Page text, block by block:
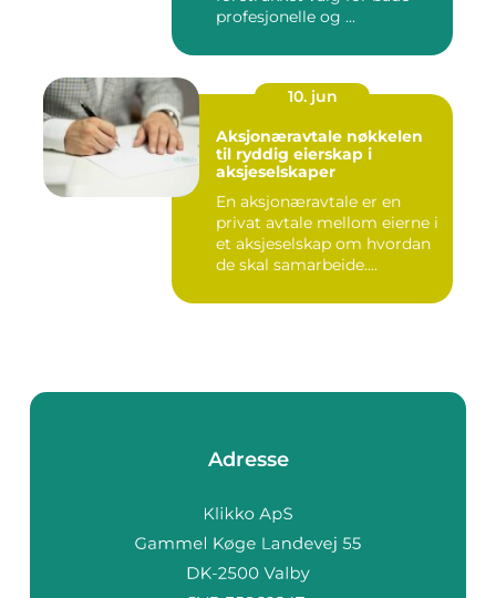
profesjonelle og ...
10. jun
Aksjonæravtale nøkkelen
til ryddig eierskap i
aksjeselskaper
En aksjonæravtale er en
privat avtale mellom eierne i
et aksjeselskap om hvordan
de skal samarbeide....
Adresse